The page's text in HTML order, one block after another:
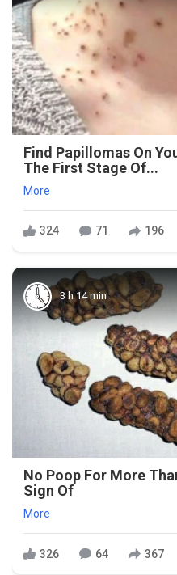
Find Papillomas On
The First Stage Of...
More
324 71 196
3 h 14 min
No Poop For More
Sign Of
More
326 64 367